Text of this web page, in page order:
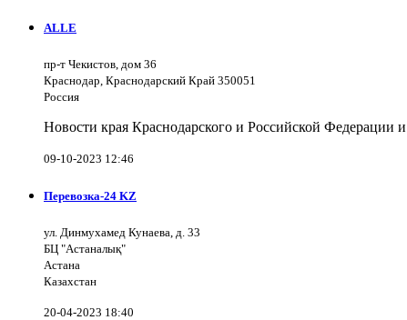
ALLE
пр-т Чекистов, дом 36
Краснодар, Краснодарский Край 350051
Россия
Новости края Краснодарского и Российской Федерации
09-10-2023 12:46
Перевозка-24 KZ
ул. Динмухамед Кунаева, д. 33
БЦ "Астаналық"
Астана
Казахстан
20-04-2023 18:40